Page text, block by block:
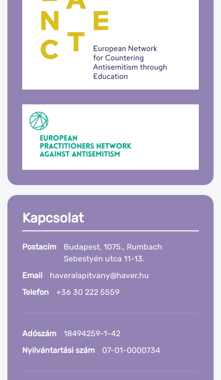
Kapcsolat
Postacím
Budapest, 1075., Rumbach
Sebestyén utca 11-13.
Email
haveralapitvany@haver.hu
Telefon
+36 30 222 5559
Adószám
18494259-1-42
Nyilvántartási szám
07-01-0000734